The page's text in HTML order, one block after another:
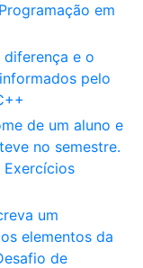
em
e o
pelo
de um aluno e
no semestre.
um
elementos da
de